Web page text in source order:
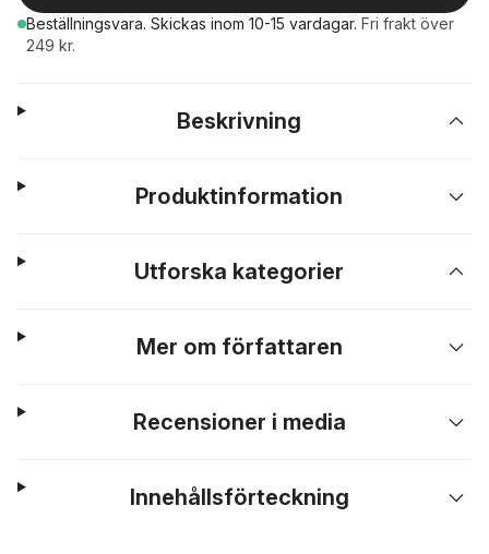
Beställningsvara. Skickas inom 10-15 vardagar. Fri frakt över
249 kr.
Beskrivning
Produktinformation
Utforska kategorier
Mer om författaren
Recensioner i media
Innehållsförteckning